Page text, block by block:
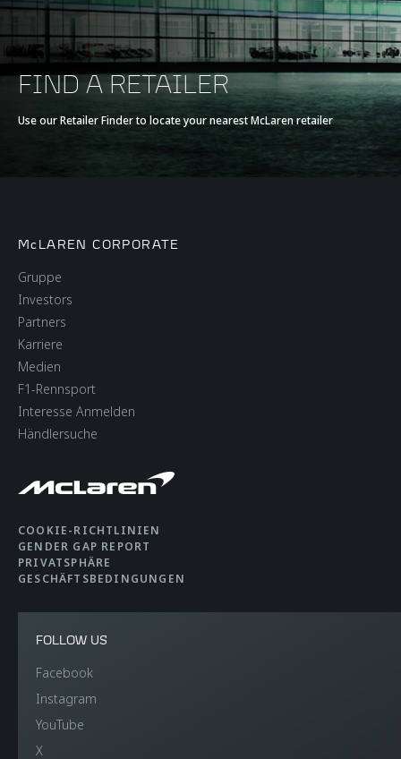
FIND A RETAILER
Use our Retailer Finder to locate your nearest McLaren retailer
McLAREN CORPORATE
Gruppe
Investors
Partners
Karriere
Medien
F1-Rennsport
Interesse Anmelden
Händlersuche
COOKIE-RICHTLINIEN
GENDER GAP REPORT
PRIVATSPHÄRE
GESCHÄFTSBEDINGUNGEN
FOLLOW US
Facebook
Instagram
YouTube
X